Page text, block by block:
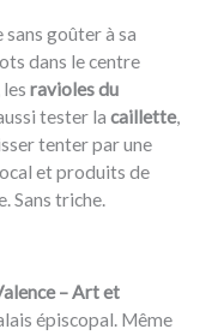
goûter à sa
dans le centre
ravioles du
tester la caillette,
tenter par une
et produits de
Sans triche.
– Art et
épiscopal. Même